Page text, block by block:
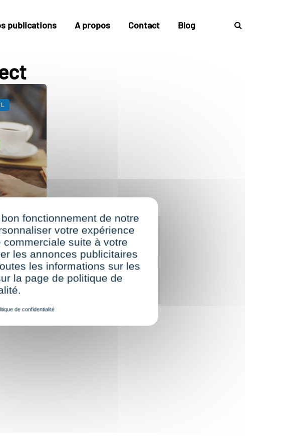
publications A propos Contact Blog
avec
en
profitez
e-
coût ! De
fonctionnement de notre
votre expérience
suite à votre
les annonces publicitaires
les informations sur les
la page de politique de
de confidentialité